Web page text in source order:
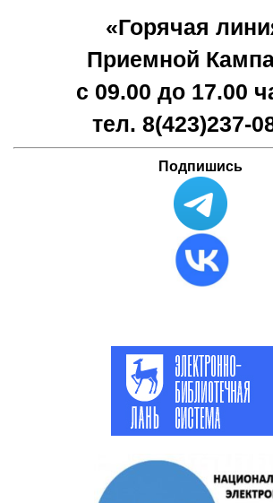
«Горячая
Приемной
с 09.00 до 17.00
тел. 8(423)237-
Подпишись